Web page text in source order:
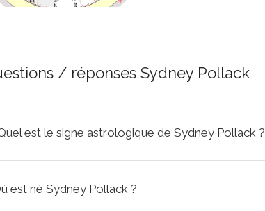
/ réponses Sydney Pollack
est le signe astrologique de Sydney Pollack ?
est né Sydney Pollack ?